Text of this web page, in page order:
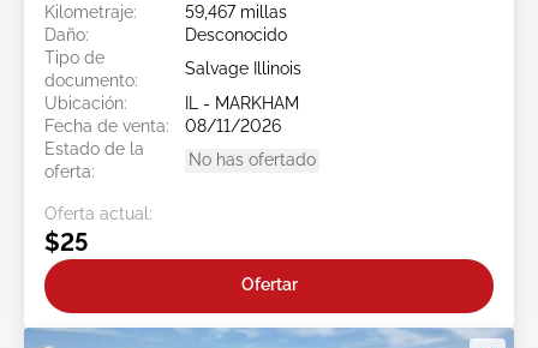
Kilometraje:
59,467 millas
Daño:
Desconocido
Tipo de
documento:
Salvage Illinois
Ubicación:
IL - MARKHAM
Fecha de venta:
08/11/2026
Estado de la
oferta:
No has ofertado
Oferta actual:
$25
Ofertar